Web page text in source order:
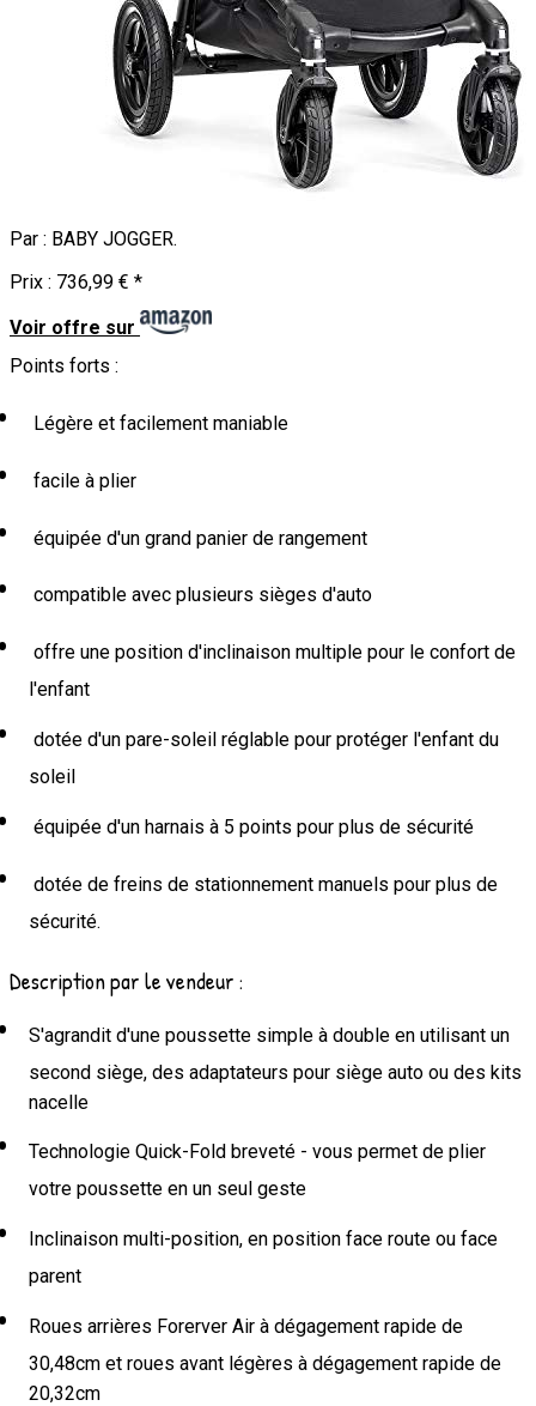
Par : BABY JOGGER.
Prix : 736,99 € *
Voir offre sur
Points forts :
Légère et facilement maniable
facile à plier
équipée d'un grand panier de rangement
compatible avec plusieurs sièges d'auto
offre une position d'inclinaison multiple pour le confort de
l'enfant
dotée d'un pare-soleil réglable pour protéger l'enfant du
soleil
équipée d'un harnais à 5 points pour plus de sécurité
dotée de freins de stationnement manuels pour plus de
sécurité.
Description par le vendeur :
S'agrandit d'une poussette simple à double en utilisant un
second siège, des adaptateurs pour siège auto ou des kits
nacelle
Technologie Quick-Fold breveté - vous permet de plier
votre poussette en un seul geste
Inclinaison multi-position, en position face route ou face
parent
Roues arrières Forerver Air à dégagement rapide de
30,48cm et roues avant légères à dégagement rapide de
20,32cm